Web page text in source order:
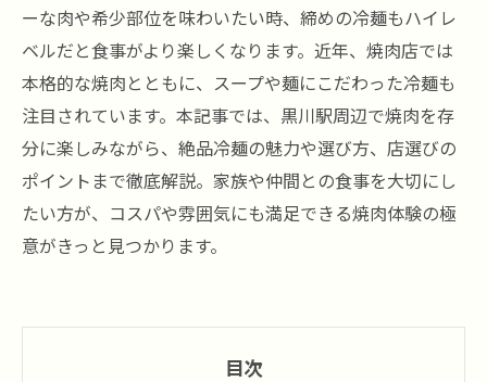
ーな肉や希少部位を味わいたい時、締めの冷麺もハイレ
ベルだと食事がより楽しくなります。近年、焼肉店では
本格的な焼肉とともに、スープや麺にこだわった冷麺も
注目されています。本記事では、黒川駅周辺で焼肉を存
分に楽しみながら、絶品冷麺の魅力や選び方、店選びの
ポイントまで徹底解説。家族や仲間との食事を大切にし
たい方が、コスパや雰囲気にも満足できる焼肉体験の極
意がきっと見つかります。
目次